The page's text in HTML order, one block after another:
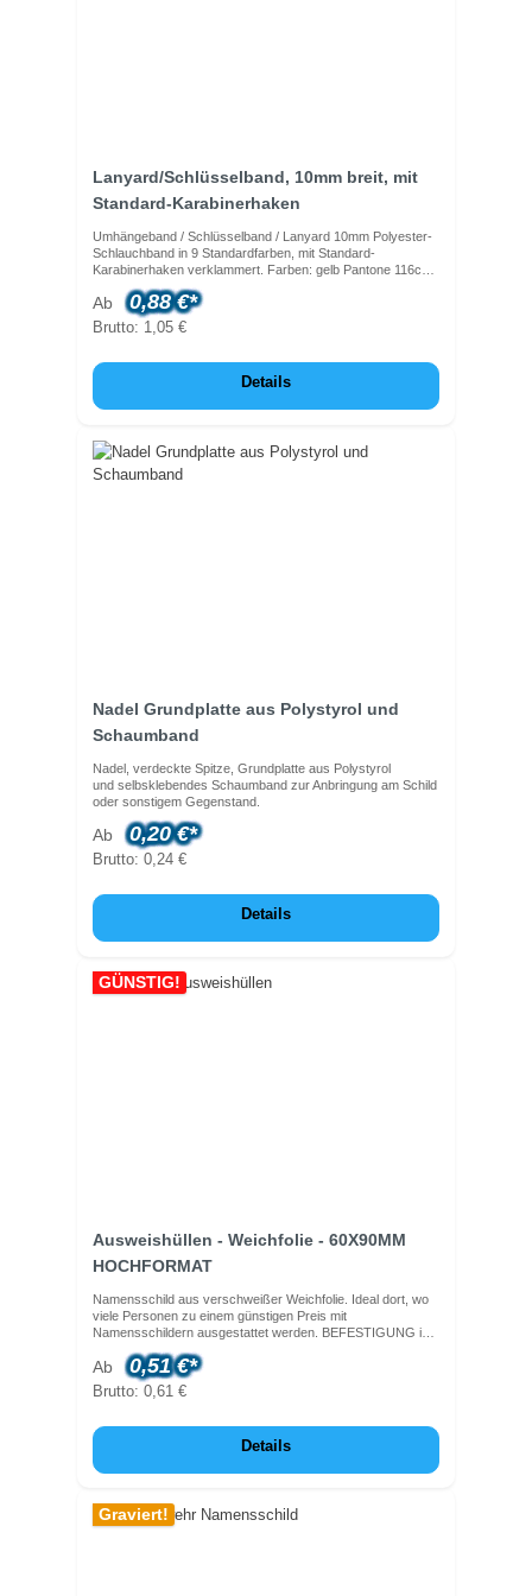
Lanyard/Schlüsselband, 10mm breit, mit
Standard-Karabinerhaken
Umhängeband / Schlüsselband / Lanyard 10mm Polyester-
Schlauchband in 9 Standardfarben, mit Standard-
Karabinerhaken verklammert. Farben: gelb Pantone 116c
orange Pantone 1655c rot Pantone 200c grün Pantone 341c
blau Pantone 287c navy Pantone 282c grau Pantone Cool
Gray 7c schwarz weiß
Ab 0,88 €*
Brutto: 1,05 €
Details
Nadel Grundplatte aus Polystyrol und
Schaumband
Nadel, verdeckte Spitze, Grundplatte aus Polystyrol
und selbsklebendes Schaumband zur Anbringung am Schild
oder sonstigem Gegenstand.
Ab 0,20 €*
Brutto: 0,24 €
Details
GÜNSTIG!
Ausweishüllen - Weichfolie - 60X90MM
HOCHFORMAT
Namensschild aus verschweißer Weichfolie. Ideal dort, wo
viele Personen zu einem günstigen Preis mit
Namensschildern ausgestattet werden. BEFESTIGUNG ist
Schlüsselband oder einen Clip dazu!Innenmaß 60x90mm,
hochkant, Farbe transparent Vergessen Sie nicht,
passende Papiereinleger zu bestellen!
Ab 0,51 €*
Brutto: 0,61 €
Details
Graviert!